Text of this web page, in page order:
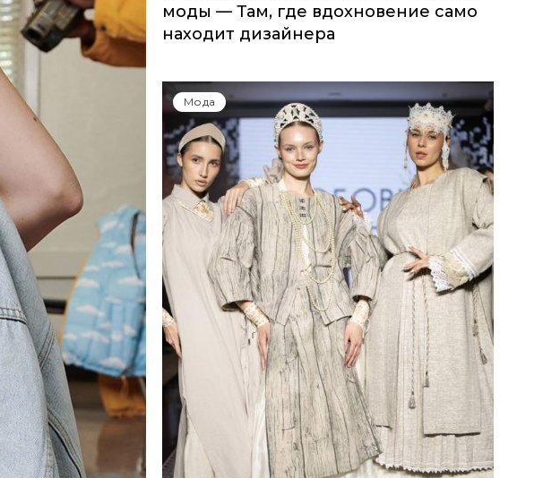
моды — Там, где вдохновение само
находит дизайнера
Мода